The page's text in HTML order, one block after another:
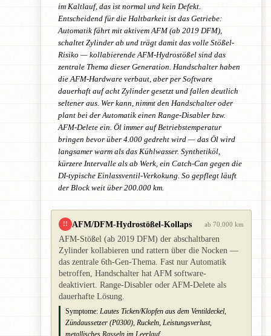
im Kaltlauf, das ist normal und kein Defekt.
Entscheidend für die Haltbarkeit ist das Getriebe:
Automatik fährt mit aktivem AFM (ab 2019 DFM),
schaltet Zylinder ab und trägt damit das volle Stößel-
Risiko — kollabierende AFM-Hydrostößel sind das
zentrale Thema dieser Generation. Handschalter haben
die AFM-Hardware verbaut, aber per Software
dauerhaft auf acht Zylinder gesetzt und fallen deutlich
seltener aus. Wer kann, nimmt den Handschalter oder
plant bei der Automatik einen Range-Disabler bzw.
AFM-Delete ein. Öl immer auf Betriebstemperatur
bringen bevor über 4.000 gedreht wird — das Öl wird
langsamer warm als das Kühlwasser. Synthetiköl,
kürzere Intervalle als ab Werk, ein Catch-Can gegen die
DI-typische Einlassventil-Verkokung. So gepflegt läuft
der Block weit über 200.000 km.
!! AFM/DFM-Hydrostößel-Kollaps ab 70.000 km
AFM-Stößel (ab 2019 DFM) der abschaltbaren
Zylinder kollabieren und rattern über die Nocken —
das zentrale 6th-Gen-Thema. Fast nur Automatik
betroffen, Handschalter hat AFM software-
deaktiviert. Range-Disabler oder AFM-Delete als
dauerhafte Lösung.
Symptome: Lautes Ticken/Klopfen aus dem Ventildeckel,
Zündaussetzer (P0300), Ruckeln, Leistungsverlust,
metallisches Rasseln im Leerlauf.